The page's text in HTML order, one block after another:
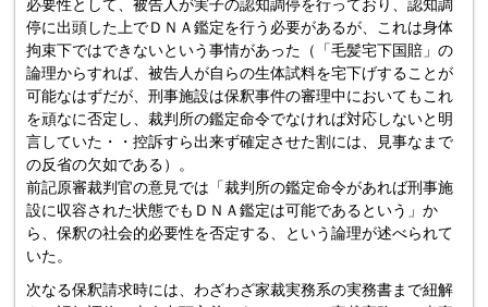
必要性として、被告人が実子の認知調停を行っており、認知調
停に出頭した上でＤＮＡ鑑定を行う必要があるが、これは身体
拘束下ではできないという事情があった（「毛髪宅下国賠」の
論理からすれば、被告人が自らの生体試料を宅下げすることが
可能なはずだが、刑事施設は保釈事件の審理中においてもこれ
を頑なに否定し、裁判所の鑑定命令でなければ対応しないと明
言していた・・控訴すら出来ず確定させた割には、見事なまで
の反省の欠如である）。
前記原審裁判官の意見では「裁判所の鑑定命令があれば刑事施
設に収容された状態でもＤＮＡ鑑定は可能であるという」か
ら、保釈の社会的必要性を否定する、という論理が述べられて
いた。
次なる保釈請求時には、わざわざ家裁実務系の実務書まで紐解